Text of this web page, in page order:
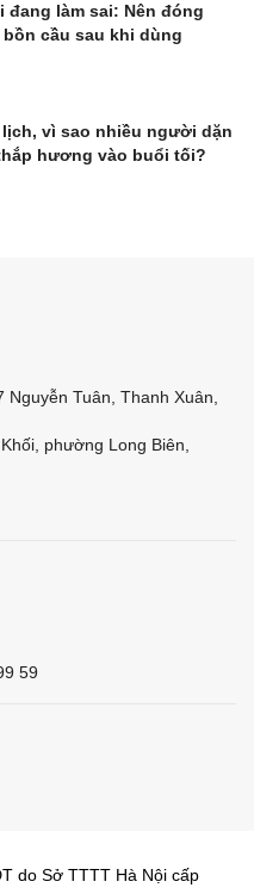
đang làm sai: Nên đóng
bồn cầu sau khi dùng
lịch, vì sao nhiều người dặn
hương vào buổi tối?
Nguyễn Tuân, Thanh Xuân,
phường Long Biên,
59
do Sở TTTT Hà Nội cấp